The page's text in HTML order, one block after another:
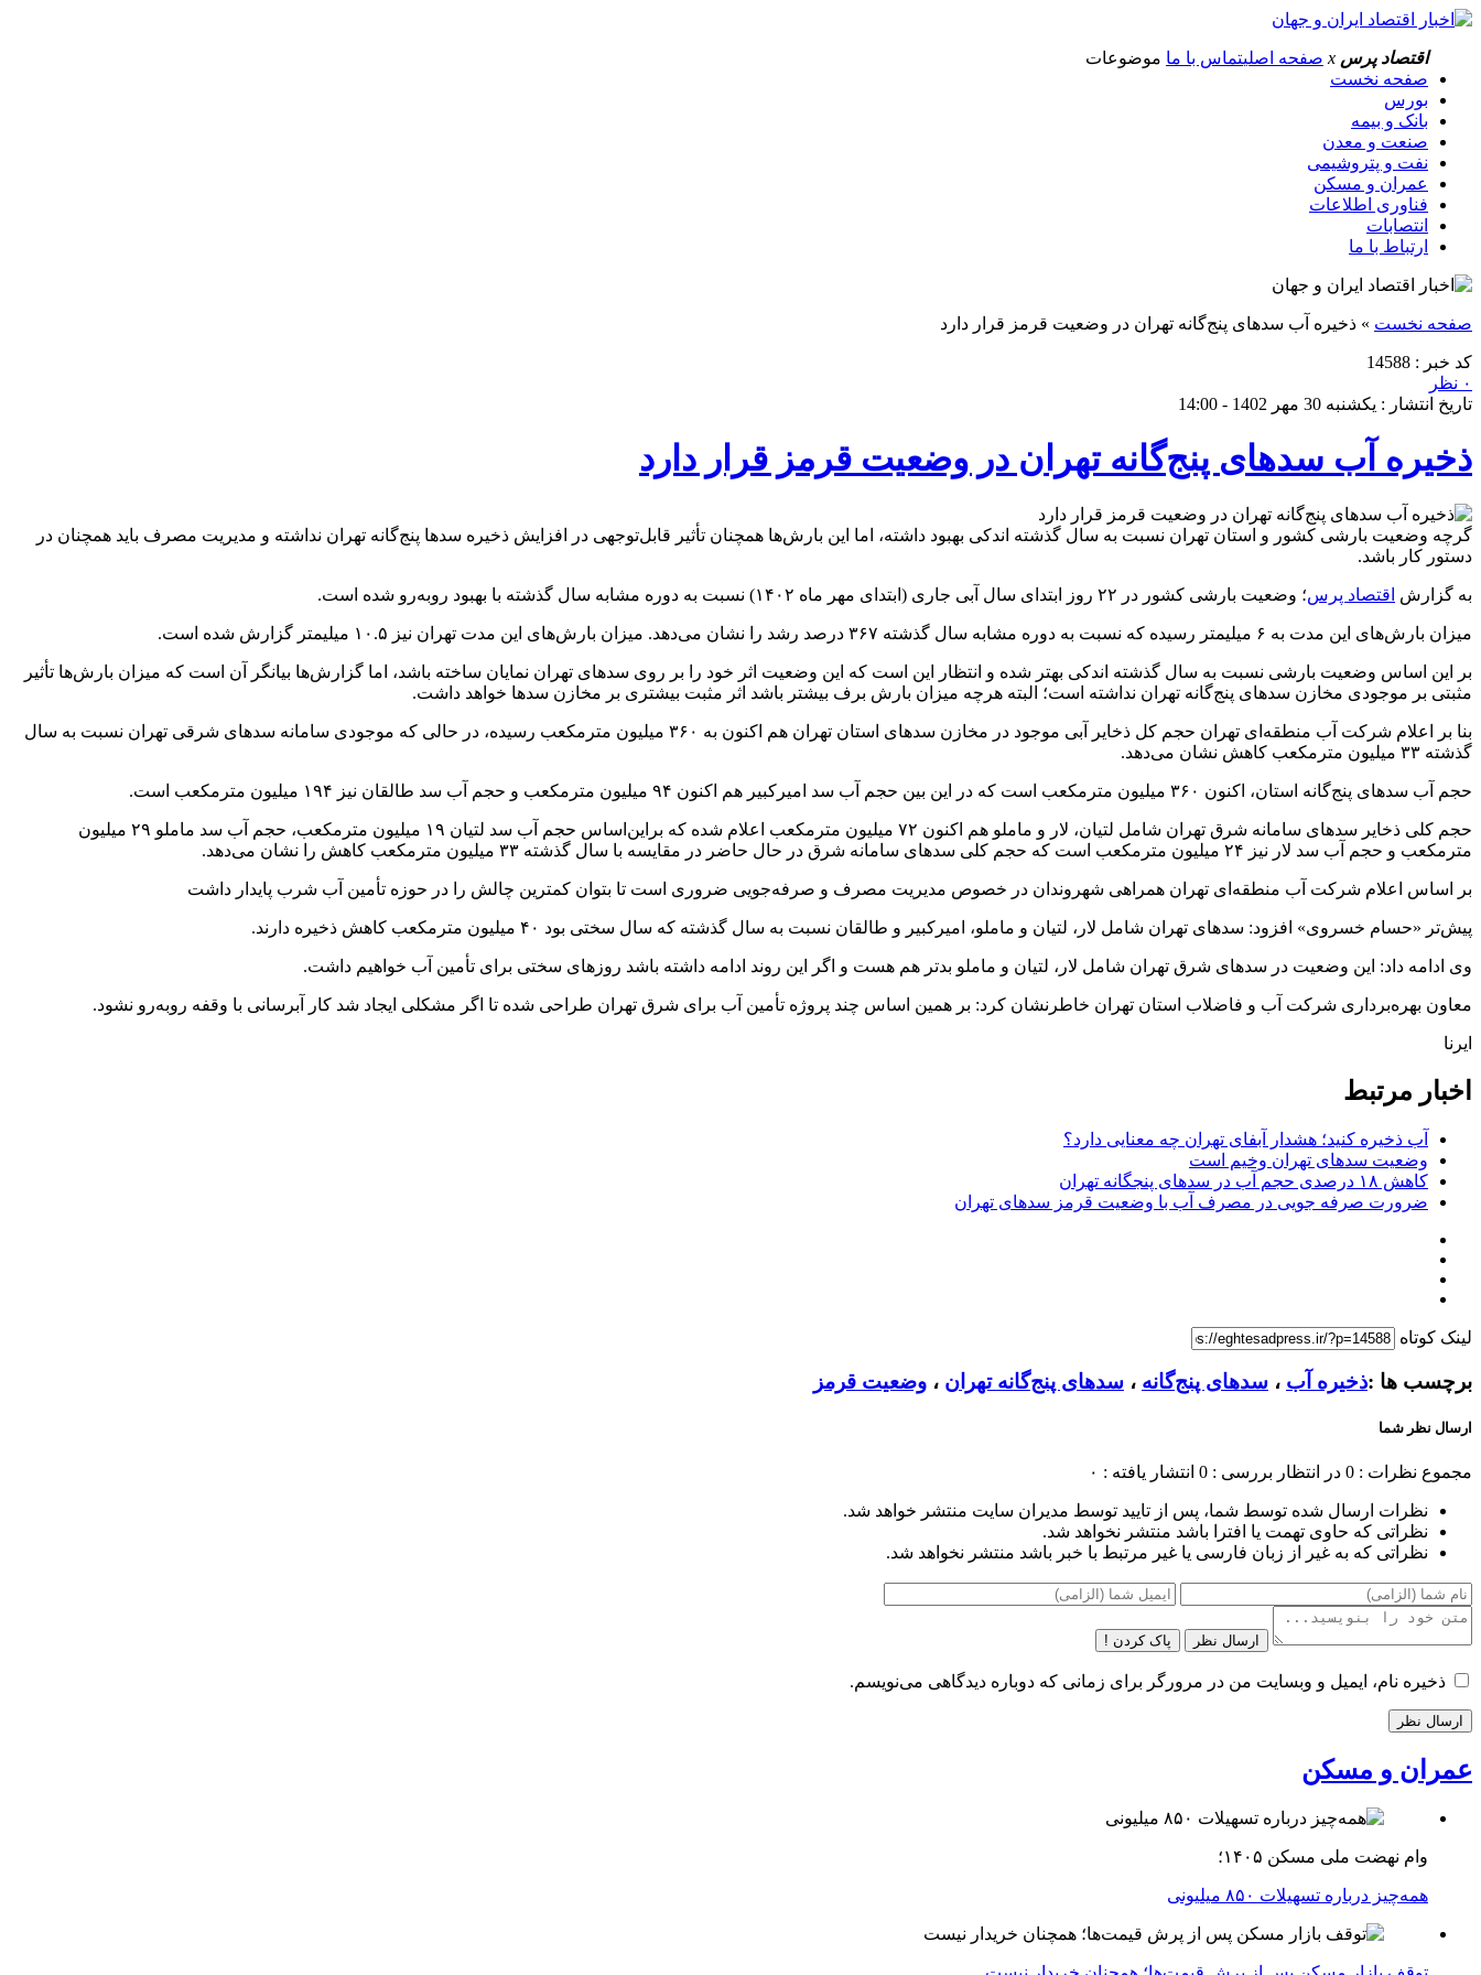
اقتصاد پرس x صفحه اصلیتماس با ما موضوعات
صفحه نخست
بورس
بانک و بیمه
صنعت و معدن
نفت و پتروشیمی
عمران و مسکن
فناوری اطلاعات
انتصابات
ارتباط با ما
صفحه نخست » ذخیره آب سدهای پنج‌گانه تهران در وضعیت قرمز قرار دارد
کد خبر : 14588
۰ نظر
تاریخ انتشار : یکشنبه 30 مهر 1402 - 14:00
ذخیره آب سدهای پنج‌گانه تهران در وضعیت قرمز قرار دارد
گرچه وضعیت بارشی کشور و استان تهران نسبت به سال گذشته اندکی بهبود داشته، اما این بارش‌ها همچنان تأثیر قابل‌توجهی در افزایش ذخیره سدها پنج‌گانه تهران نداشته و مدیریت مصرف باید همچنان در
دستور کار باشد.
به گزارش اقتصاد پرس؛ وضعیت بارشی کشور در ۲۲ روز ابتدای سال آبی جاری (ابتدای مهر ماه ۱۴۰۲) نسبت به دوره مشابه سال گذشته با بهبود روبه‌رو شده است.
میزان بارش‌های این مدت به ۶ میلیمتر رسیده که نسبت به دوره مشابه سال گذشته ۳۶۷ درصد رشد را نشان می‌دهد. میزان بارش‌های این مدت تهران نیز ۱۰.۵ میلیمتر گزارش شده است.
بر این اساس وضعیت بارشی نسبت به سال گذشته اندکی بهتر شده و انتظار این است که این وضعیت اثر خود را بر روی سدهای تهران نمایان ساخته باشد، اما گزارش‌ها بیانگر آن است که میزان بارش‌ها تأثیر
مثبتی بر موجودی مخازن سدهای پنج‌گانه تهران نداشته است؛ البته هرچه میزان بارش برف بیشتر باشد اثر مثبت بیشتری بر مخازن سدها خواهد داشت.
بنا بر اعلام شرکت آب منطقه‌ای تهران حجم کل ذخایر آبی موجود در مخازن سدهای استان تهران هم اکنون به ۳۶۰ میلیون مترمکعب رسیده، در حالی که موجودی سامانه سدهای شرقی تهران نسبت به سال
گذشته ۳۳ میلیون مترمکعب کاهش نشان می‌دهد.
حجم آب سدهای پنج‌گانه استان، اکنون ۳۶۰ میلیون مترمکعب است که در این بین حجم آب سد امیرکبیر هم اکنون ۹۴ میلیون مترمکعب و حجم آب سد طالقان نیز ۱۹۴ میلیون مترمکعب است.
حجم کلی ذخایر سدهای سامانه شرق تهران شامل لتیان، لار و ماملو هم اکنون ۷۲ میلیون مترمکعب اعلام شده که براین‌اساس حجم آب سد لتیان ۱۹ میلیون مترمکعب، حجم آب سد ماملو ۲۹ میلیون
مترمکعب و حجم آب سد لار نیز ۲۴ میلیون مترمکعب است که حجم کلی سدهای سامانه شرق در حال حاضر در مقایسه با سال گذشته ۳۳ میلیون مترمکعب کاهش را نشان می‌دهد.
بر اساس اعلام شرکت آب منطقه‌ای تهران همراهی شهروندان در خصوص مدیریت مصرف و صرفه‌جویی ضروری است تا بتوان کمترین چالش را در حوزه تأمین آب شرب پایدار داشت
پیش‌تر «حسام خسروی» افزود: سدهای تهران شامل لار، لتیان و ماملو، امیرکبیر و طالقان نسبت به سال گذشته که سال سختی بود ۴۰ میلیون مترمکعب کاهش ذخیره دارند.
وی ادامه داد: این وضعیت در سدهای شرق تهران شامل لار، لتیان و ماملو بدتر هم هست و اگر این روند ادامه داشته باشد روزهای سختی برای تأمین آب خواهیم داشت.
معاون بهره‌برداری شرکت آب و فاضلاب استان تهران خاطرنشان کرد: بر همین اساس چند پروژه تأمین آب برای شرق تهران طراحی شده تا اگر مشکلی ایجاد شد کار آبرسانی با وقفه روبه‌رو نشود.
ایرنا
اخبار مرتبط
آب ذخیره کنید؛ هشدار آبفای تهران چه معنایی دارد؟
وضعیت سدهای تهران وخیم است
کاهش ۱۸ درصدی حجم آب در سدهای پنجگانه تهران
ضرورت صرفه جویی در مصرف آب با وضعیت قرمز سدهای تهران
لینک کوتاه
برچسب ها :ذخیره آب ، سدهای پنج‌گانه ، سدهای پنج‌گانه تهران ، وضعیت قرمز
ارسال نظر شما
مجموع نظرات : 0 در انتظار بررسی : 0 انتشار یافته : ۰
نظرات ارسال شده توسط شما، پس از تایید توسط مدیران سایت منتشر خواهد شد.
نظراتی که حاوی تهمت یا افترا باشد منتشر نخواهد شد.
نظراتی که به غیر از زبان فارسی یا غیر مرتبط با خبر باشد منتشر نخواهد شد.
ارسال نظر پاک کردن !
ذخیره نام، ایمیل و وبسایت من در مرورگر برای زمانی که دوباره دیدگاهی می‌نویسم.
عمران و مسکن
وام نهضت ملی مسکن ۱۴۰۵؛
همه‌چیز درباره تسهیلات ۸۵۰ میلیونی